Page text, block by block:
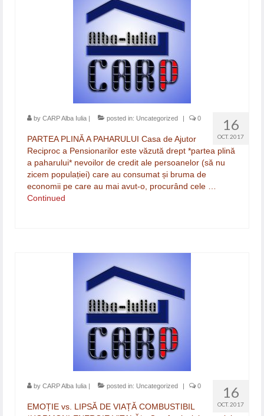
16
OCT. 2017
by CARP Alba Iulia posted in: Uncategorized 0
PARTEA PLINĂ A PAHARULUI Casa de Ajutor
Reciproc a Pensionarilor este văzută drept *partea plină
a paharului* nevoilor de credit ale persoanelor (să nu
zicem populației) care au consumat și bruma de
economii pe care au mai avut-o, procurând cele …
Continued
16
OCT. 2017
by CARP Alba Iulia posted in: Uncategorized 0
EMOȚIE vs. LIPSĂ DE VIAȚĂ COMBUSTIBIL